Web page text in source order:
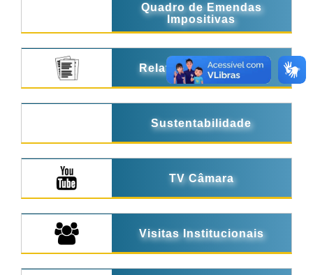
Quadro de Emendas
Impositivas
Relatórios de Gestão
Sustentabilidade
TV Câmara
Visitas Institucionais